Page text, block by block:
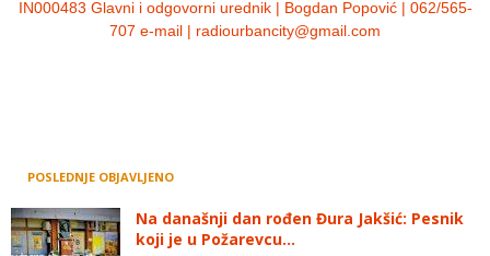
IN000483 Glavni i odgovorni urednik | Bogdan Popović | 062/565-
707 e-mail | radiourbancity@gmail.com
POSLEDNJE OBJAVLJENO
Na današnji dan rođen Đura Jakšić: Pesnik
koji je u Požarevcu...